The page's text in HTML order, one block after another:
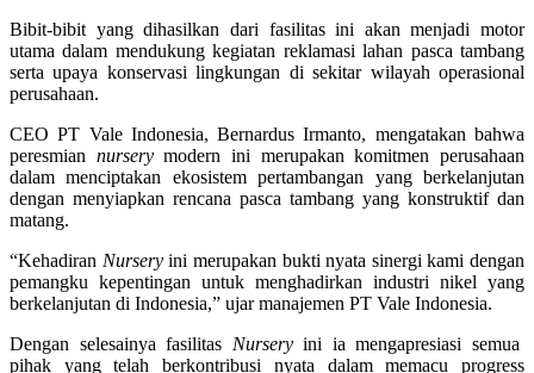
Bibit-bibit yang dihasilkan dari fasilitas ini akan menjadi motor
utama dalam mendukung kegiatan reklamasi lahan pasca tambang
serta upaya konservasi lingkungan di sekitar wilayah operasional
perusahaan.
CEO PT Vale Indonesia, Bernardus Irmanto, mengatakan bahwa
peresmian nurserymodern ini merupakan komitmen perusahaan
dalam menciptakan ekosistem pertambangan yang berkelanjutan
dengan menyiapkan rencana pasca tambang yang konstruktif dan
matang.
“Kehadiran Nurseryini merupakan bukti nyata sinergi kami dengan
pemangku kepentingan untuk menghadirkan industri nikel yang
berkelanjutan di Indonesia,” ujar manajemen PT Vale Indonesia.
Dengan selesainya fasilitas Nurseryini ia mengapresiasi semua
pihak yang telah berkontribusi nyata dalam memacu progress